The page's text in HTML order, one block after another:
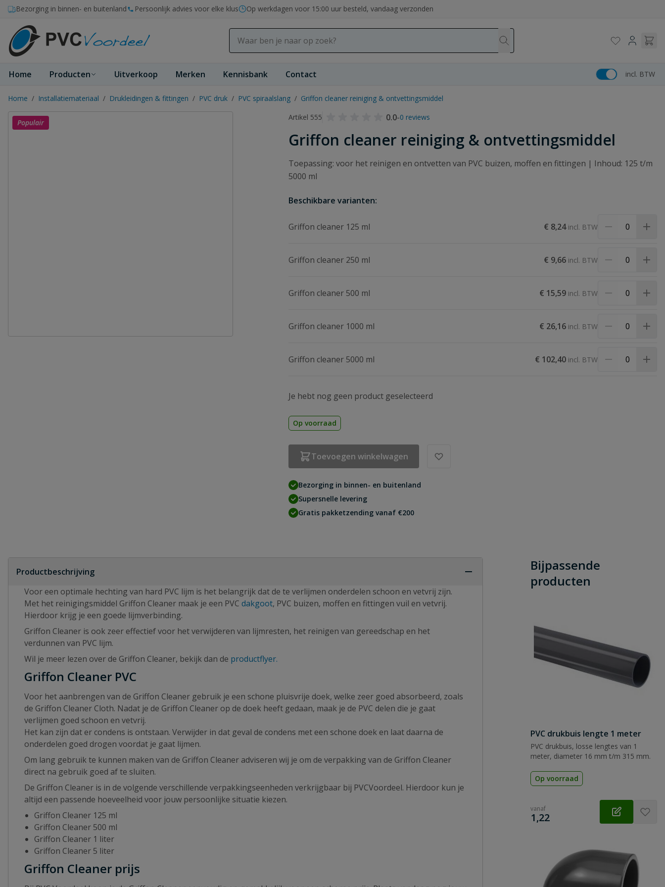
Ga naar de inhoud
Bezorging in binnen- en buitenland Persoonlijk advies voor elke klus Op werkdagen voor 15:00 uur besteld, vandaag verzonden
Home Producten Uitverkoop Merken Kennisbank Contact incl. BTW
Home / Installatiemateriaal / Drukleidingen & fittingen / PVC druk / PVC spiraalslang / Griffon cleaner reiniging & ontvettingsmiddel
Artikel 555
0.0-0 reviews
Griffon cleaner reiniging & ontvettingsmiddel
Populair
Toepassing: voor het reinigen en ontvetten van PVC buizen, moffen en fittingen | Inhoud: 125 t/m
5000 ml
Beschikbare varianten:
Griffon cleaner 125 ml € 8,24
Griffon cleaner 250 ml € 9,66
Griffon cleaner 500 ml € 15,59
Griffon cleaner 1000 ml € 26,16
Griffon cleaner 5000 ml € 102,40
Je hebt nog geen product geselecteerd
Op voorraad
Toevoegen winkelwagen
Bezorging in binnen- en buitenland
Supersnelle levering
Gratis pakketzending vanaf €200
Productbeschrijving
Voor een optimale hechting van hard PVC lijm is het belangrijk dat de te verlijmen onderdelen schoon en vetvrij zijn.
Met het reinigingsmiddel Griffon Cleaner maak je een PVC dakgoot, PVC buizen, moffen en fittingen vuil en vetvrij.
Hierdoor krijg je een goede lijmverbinding.
Griffon Cleaner is ook zeer effectief voor het verwijderen van lijmresten, het reinigen van gereedschap en het
verdunnen van PVC lijm.
Wil je meer lezen over de Griffon Cleaner, bekijk dan de productflyer.
Griffon Cleaner PVC
Voor het aanbrengen van de Griffon Cleaner gebruik je een schone pluisvrije doek, welke zeer goed absorbeerd, zoals
de Griffon Cleaner Cloth. Nadat je de Griffon Cleaner op de doek heeft gedaan, maak je de PVC delen die je gaat
verlijmen goed schoon en vetvrij.
Het kan zijn dat er condens is ontstaan. Verwijder in dat geval de condens met een schone doek en laat daarna de
onderdelen goed drogen voordat je gaat lijmen.
Om lang gebruik te kunnen maken van de Griffon Cleaner adviseren wij je om de verpakking van de Griffon Cleaner
direct na gebruik goed af te sluiten.
De Griffon Cleaner is in de volgende verschillende verpakkingseenheden verkrijgbaar bij PVCVoordeel. Hierdoor kun je
altijd een passende hoeveelheid voor jouw persoonlijke situatie kiezen.
Griffon Cleaner 125 ml
Griffon Cleaner 500 ml
Griffon Cleaner 1 liter
Griffon Cleaner 5 liter
Griffon Cleaner prijs
Bijpassende
producten
PVC drukbuis lengte 1 meter
PVC drukbuis, losse lengtes van 1
meter, diameter 16 mm t/m 315 mm.
Op voorraad
vanaf
€
1,22